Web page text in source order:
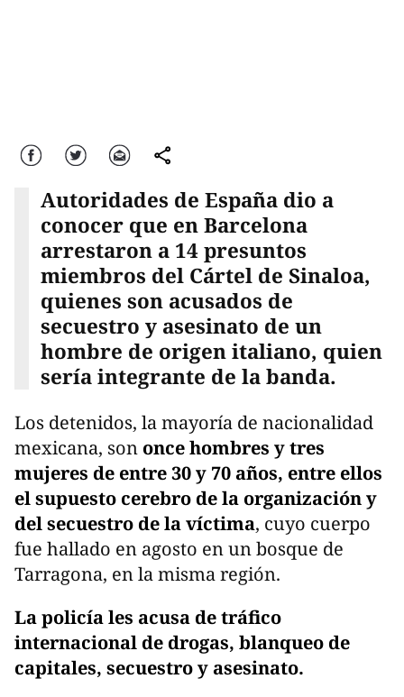
Facebook Twitter Correo comparte
Autoridades de España dio a
conocer que en Barcelona
arrestaron a 14 presuntos
miembros del Cártel de Sinaloa,
quienes son acusados de
secuestro y asesinato de un
hombre de origen italiano, quien
sería integrante de la banda.
Los detenidos, la mayoría de nacionalidad
mexicana, son once hombres y tres
mujeres de entre 30 y 70 años, entre ellos
el supuesto cerebro de la organización y
del secuestro de la víctima, cuyo cuerpo
fue hallado en agosto en un bosque de
Tarragona, en la misma región.
La policía les acusa de tráfico
internacional de drogas, blanqueo de
capitales, secuestro y asesinato.